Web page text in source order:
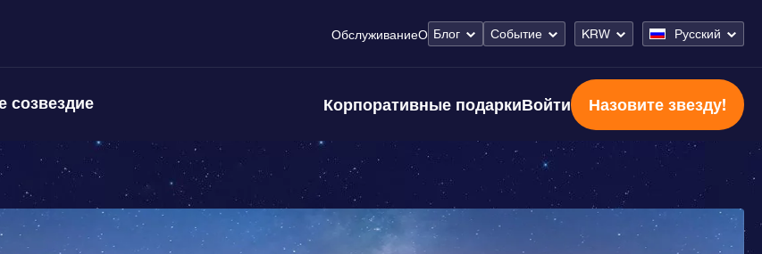
ОбслуживаниеО Блог Событие KRW Русский
созвездие Корпоративные подаркиВойти Назовите звезду!